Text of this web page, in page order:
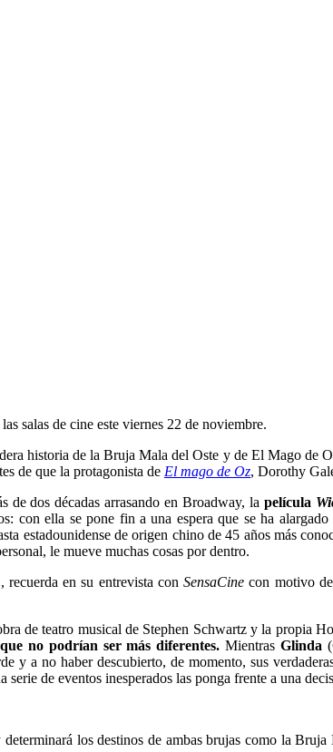
salas de cine este viernes 22 de noviembre.
historia de la Bruja Mala del Oste y de El Mago de
de que la protagonista de El mago de Oz, Dorothy
de dos décadas arrasando en Broadway, lapelícula
con ella se pone fin a una espera que se ha
estadounidense de origen chino de 45 años más
le mueve muchas cosas por dentro.
recuerda en su entrevista conSensaCinecon motivo
de teatro musical de Stephen Schwartz y la propia
no podrían ser más diferentes. Mientras Glinda
a no haber descubierto, de momento, sus
de eventos inesperados las ponga frente a una
los destinos de ambas brujas como la